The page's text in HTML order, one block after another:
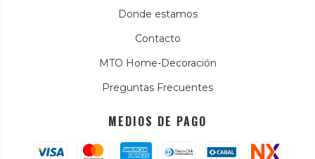
Donde estamos
Contacto
MTO Home-Decoración
Preguntas Frecuentes
MEDIOS DE PAGO